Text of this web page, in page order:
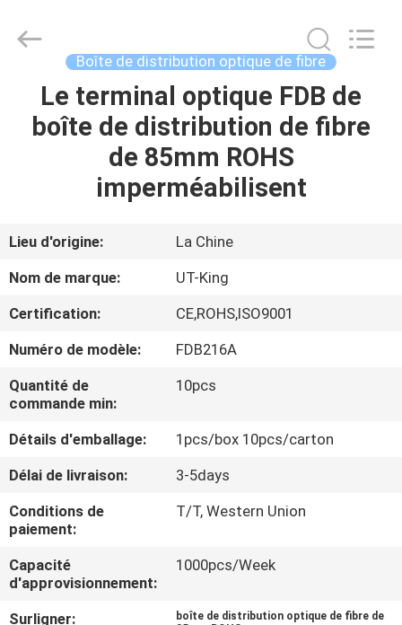
MAISON
PRODUITS
SUJET
DE
NOUS
VISITE
D'USINE
CONTRÔLE
DE
QUALITÉ
CONTACTEZ-
NOUS
Technology
Boîte de distribution optique de fibre
Le terminal optique FDB de
boîte de distribution de fibre
de 85mm ROHS
imperméabilisent
Lieu d'origine:
La Chine
Nom de marque:
UT-King
Certification:
CE,ROHS,ISO9001
Numéro de modèle:
FDB216A
Quantité de
commande min:
10pcs
Détails d'emballage:
1pcs/box 10pcs/carton
Délai de livraison:
3-5days
Conditions de
paiement:
T/T, Western Union
Capacité
d'approvisionnement:
1000pcs/Week
Surligner:
boîte de distribution optique de fibre de